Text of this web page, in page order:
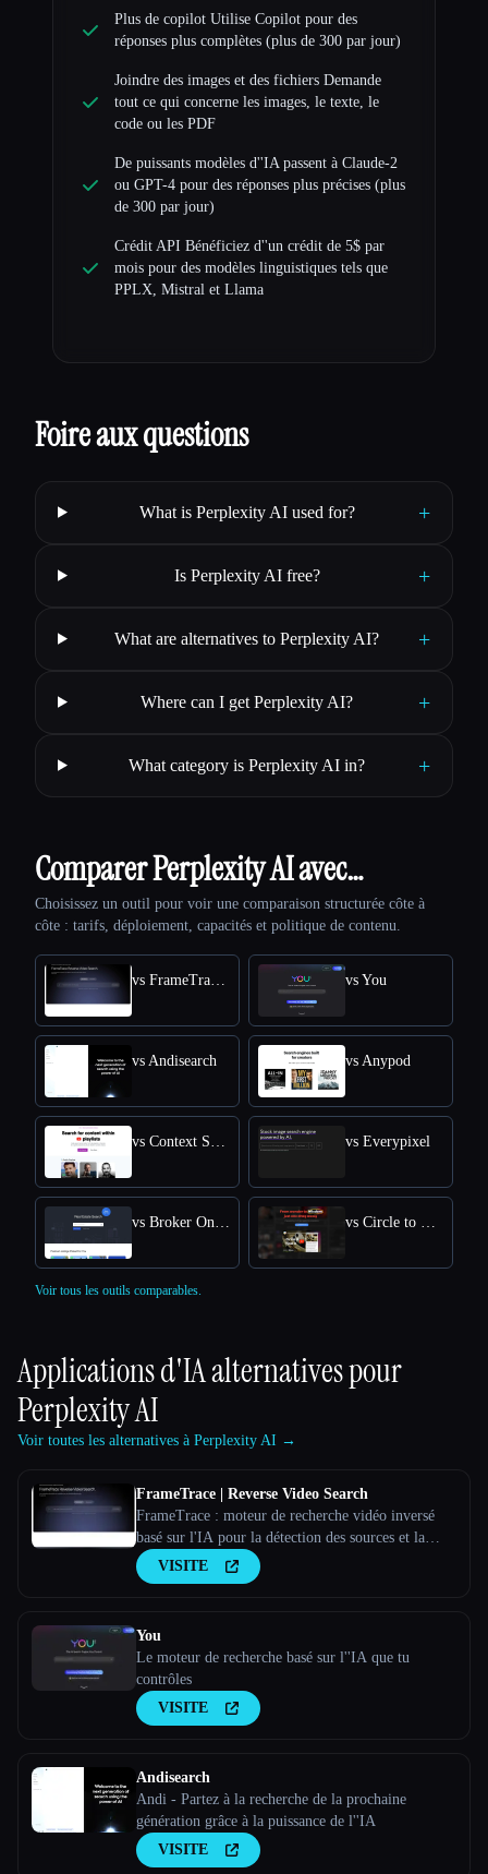
Plus de copilot Utilise Copilot pour des
réponses plus complètes (plus de 300 par jour)
Joindre des images et des fichiers Demande
tout ce qui concerne les images, le texte, le
code ou les PDF
De puissants modèles d''IA passent à Claude-2
ou GPT-4 pour des réponses plus précises (plus
de 300 par jour)
Crédit API Bénéficiez d''un crédit de 5$ par
mois pour des modèles linguistiques tels que
PPLX, Mistral et Llama
Foire aux questions
What is Perplexity AI used for? +
Is Perplexity AI free? +
What are alternatives to Perplexity AI? +
Where can I get Perplexity AI? +
What category is Perplexity AI in? +
Comparer Perplexity AI avec…
Choisissez un outil pour voir une comparaison structurée côte à
côte : tarifs, déploiement, capacités et politique de contenu.
vs You
vs Andisearch vs Anypod
vs Everypixel
Voir tous les outils comparables.
Applications d'IA alternatives pour
Perplexity AI
Voir toutes les alternatives à Perplexity AI →
FrameTrace | Reverse Video Search
FrameTrace : moteur de recherche vidéo inversé
basé sur l'IA pour la détection des sources et la
vérification de l'authenticité
VISITE
You
Le moteur de recherche basé sur l''IA que tu
contrôles
VISITE
Andisearch
Andi - Partez à la recherche de la prochaine
génération grâce à la puissance de l''IA
VISITE